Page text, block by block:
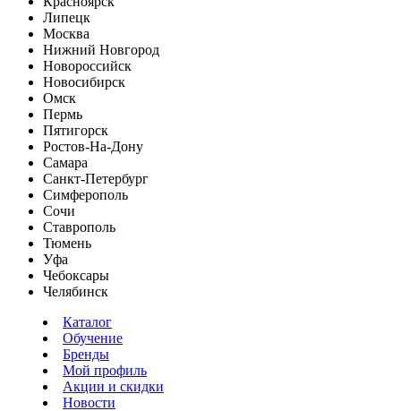
Липецк
Москва
Нижний Новгород
Новороссийск
Новосибирск
Омск
Пермь
Пятигорск
Ростов-На-Дону
Самара
Санкт-Петербург
Симферополь
Сочи
Ставрополь
Тюмень
Уфа
Чебоксары
Челябинск
Каталог
Обучение
Бренды
Мой профиль
Акции и скидки
Новости